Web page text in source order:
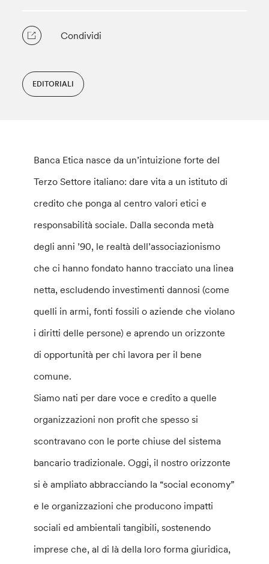
Condividi
EDITORIALI
Banca Etica nasce da un’intuizione forte del
Terzo Settore italiano: dare vita a un istituto di
credito che ponga al centro valori etici e
responsabilità sociale. Dalla seconda metà
degli anni ’90, le realtà dell’associazionismo
che ci hanno fondato hanno tracciato una linea
netta, escludendo investimenti dannosi (come
quelli in armi, fonti fossili o aziende che violano
i diritti delle persone) e aprendo un orizzonte
di opportunità per chi lavora per il bene
comune.
Siamo nati per dare voce e credito a quelle
organizzazioni non profit che spesso si
scontravano con le porte chiuse del sistema
bancario tradizionale. Oggi, il nostro orizzonte
si è ampliato abbracciando la “social economy”
e le organizzazioni che producono impatti
sociali ed ambientali tangibili, sostenendo
imprese che, al di là della loro forma giuridica,